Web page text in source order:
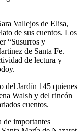
Vallejos de Elisa,
de sus cuentos. Los
“Susurros y
de Santa Fe.
de lectura y
del Jardín 145 quienes
Walsh y del rincón
cuentos.
de importantes